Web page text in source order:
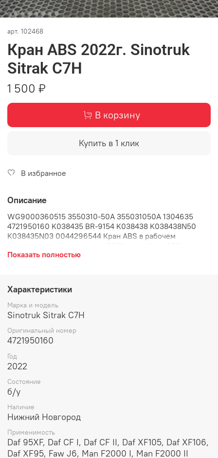
арт. 102468
Кран ABS 2022г. Sinotruk
Sitrak C7H
1 500 ₽
В корзину
Купить в 1 клик
В избранное
Описание
WG9000360515 3550310-50A 355031050A 1304635
4721950160 K038435 BR-9154 K038438 K038438N50
K038435N03 0044296544 Кран ABS в рабочем
АБС тормозной системы, клапан ABS.
Показать полностью
Характеристики
Марка и модель
Sinotruk Sitrak C7H
Оригинальный номер
4721950160
Год
2022
Состояние
б/у
Наличие
Нижний Новгород
Применимость
Daf 95XF, Daf CF I, Daf CF II, Daf XF105, Daf XF106,
Daf XF95, Faw J6, Man F2000 I, Man F2000 II